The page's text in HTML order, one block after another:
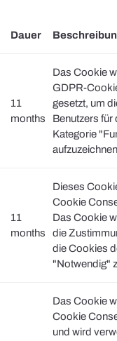
Dauer
11
months
Das Cookie
GDPR-
gesetzt, um
Benutzers für
Kategorie
11
months
Dieses
Cookie
Das Cookie
die
die Cookies
"Notwendig"
Das Cookie
Cookie
und wird